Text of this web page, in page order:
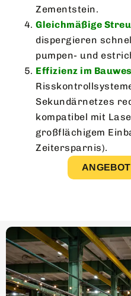
Zementstein.
Gleichmäßige
dispergieren
pumpen- und
Effizienz im
Sekundärnetzes
kompatibel mit
großflächigem
Zeitersparnis).